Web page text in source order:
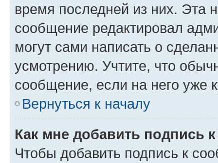
время последней из них. Эта
сообщение редактировал
могут сами написать о
усмотрению. Учтите, что
сообщение, если на него уже
Вернуться к началу
Как мне добавить подпись
Чтобы добавить подпись к